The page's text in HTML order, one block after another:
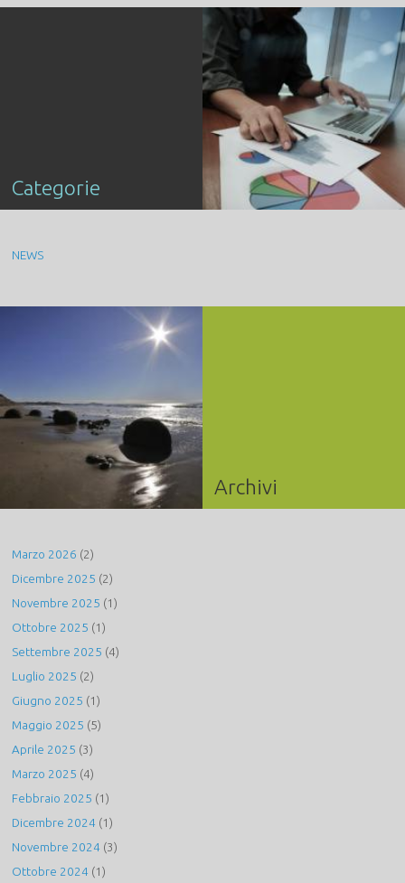
Categorie
NEWS
Archivi
Marzo 2026 (2)
Dicembre 2025 (2)
Novembre 2025 (1)
Ottobre 2025 (1)
Settembre 2025 (4)
Luglio 2025 (2)
Giugno 2025 (1)
Maggio 2025 (5)
Aprile 2025 (3)
Marzo 2025 (4)
Febbraio 2025 (1)
Dicembre 2024 (1)
Novembre 2024 (3)
Ottobre 2024 (1)